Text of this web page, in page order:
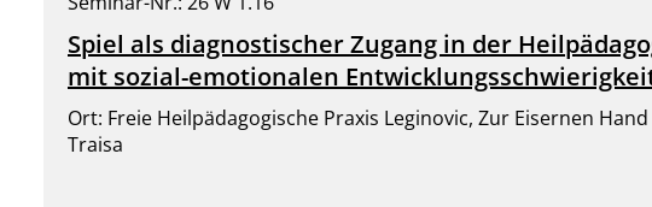
Spiel als diagnostischer Zugang in der
mit sozial-emotionalen
Ort: Freie Heilpädagogische Praxis Leginovic, Zur Eisernen
Traisa